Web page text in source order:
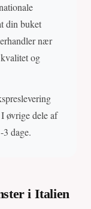
din buket
nær
og
øvrige dele af
dage.
i Italien